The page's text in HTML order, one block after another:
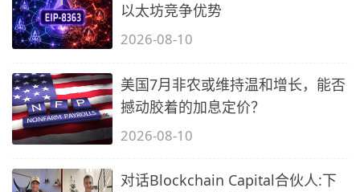
以太坊竞争优势
2026-08-10
美国7月非农或维持温和增长，能否
撼动胶着的加息定价？
2026-08-10
对话Blockchain Capital合伙人:下